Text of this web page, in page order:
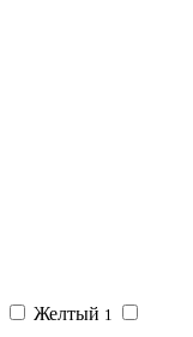
Желтый 1